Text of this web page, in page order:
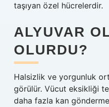
taşıyan özel hücrelerdir.
ALYUVAR
OLURDU?
Halsizlik ve yorgunluk
görülür. Vücut eksikliği
daha fazla kan